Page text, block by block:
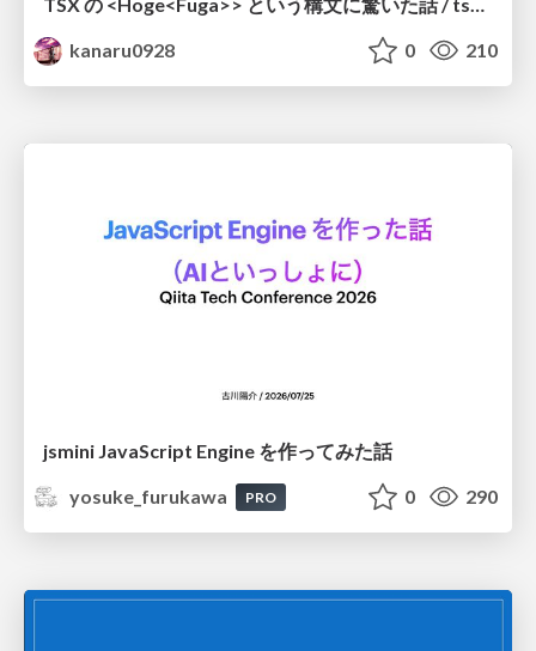
kanaru0928
0 210
jsmini JavaScript Engine を作ってみた話
yosuke_furukawa
PRO 0 290